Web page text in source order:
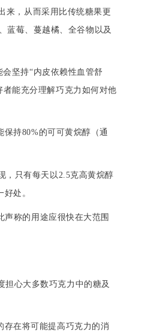
来，从而采用比传统糖果更
、蓝莓 、蔓越橘、 全谷物以及
会坚持“内皮依赖性 血管舒
者能充分理解巧克力 如何对他
保持80%的可可黄烷醇 （通
，只有每天以 2.5克高黄烷醇
好处。
声称的用途应很快在大范围
担心大多数巧克力 中的糖及
存在将可能提高巧克力 的消